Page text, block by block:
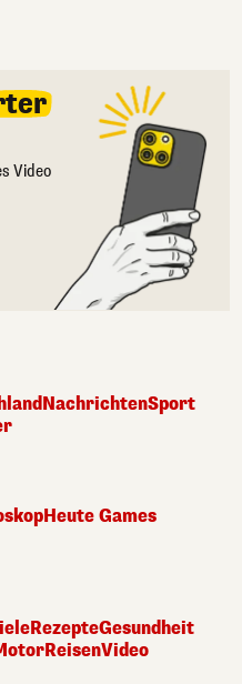
Video
NachrichtenSport
Heute Games
RezepteGesundheit
ReisenVideo